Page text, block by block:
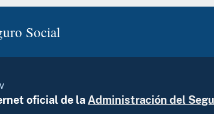
Social
oficial de la Administración del